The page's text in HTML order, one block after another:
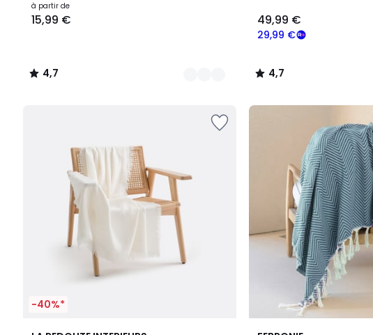
à partir de
15,99 €
4,7
/
29,99 €
49,99 €
4,7
/
-40%*